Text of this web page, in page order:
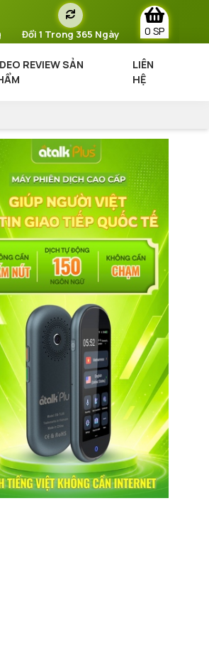
Đổi 1 Trong 365 Ngày 0 SP
REVIEW SẢN
LIÊN
HỆ